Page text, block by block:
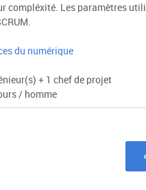
compléxité. Les paramètres
du numérique
+ 1 chef de projet
/ homme